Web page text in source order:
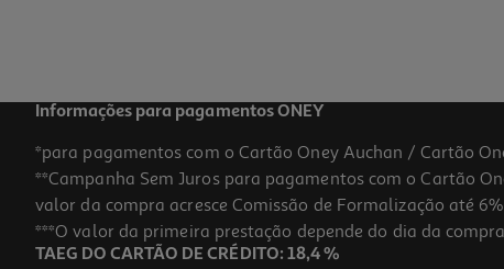
Informações para pagamentos ONEY
*para pagamentos com o Cartão Oney Auchan / Cartão
**Campanha Sem Juros para pagamentos com o Cartão
valor da compra acresce Comissão de Formalização até
***O valor da primeira prestação depende do dia da
TAEG DO CARTÃO DE CRÉDITO: 18,4 %